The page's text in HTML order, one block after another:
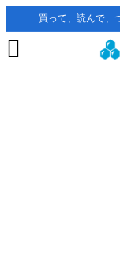
買って、読んで、
